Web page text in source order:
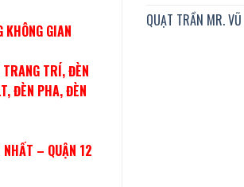
QUẠT TRẦN MR.
GIAN
TRANG TRÍ, ĐÈN
ĐÈN PHA, ĐÈN
– QUẬN 12